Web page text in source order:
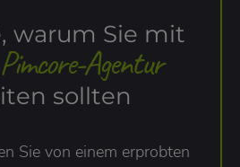
warum Sie mit
Pimcore-Agentur
sollten
Sie von einem erprobten